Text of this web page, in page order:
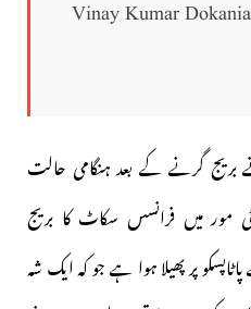
گرنے کے بعد ہنگامی حالت
مور میں فرانسس سکاٹ کا بریج
پر پھیلا ہوا ہے جو کہ ایک شہ